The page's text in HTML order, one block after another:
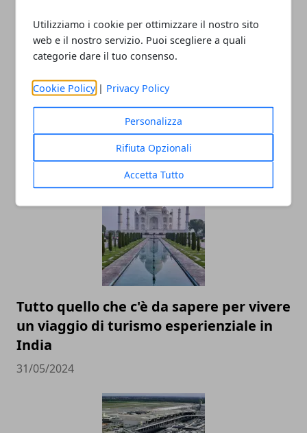
Utilizziamo i cookie per ottimizzare il nostro sito
web e il nostro servizio. Puoi scegliere a quali
categorie dare il tuo consenso.
Cookie Policy | Privacy Policy
Personalizza
Rifiuta Opzionali
Accetta Tutto
Redazione
ARTICOLI CORRELATI
Tutto quello che c'è da sapere per vivere
un viaggio di turismo esperienziale in
India
31/05/2024